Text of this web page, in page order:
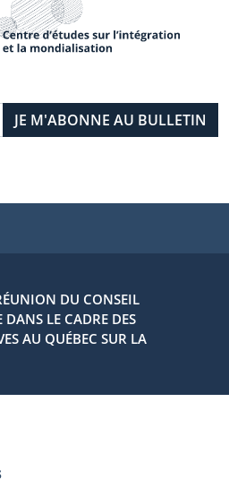
DU CONSEIL
LE CADRE DES
AU QUÉBEC SUR LA